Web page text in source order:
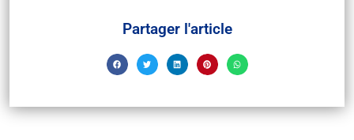
Partager l'article